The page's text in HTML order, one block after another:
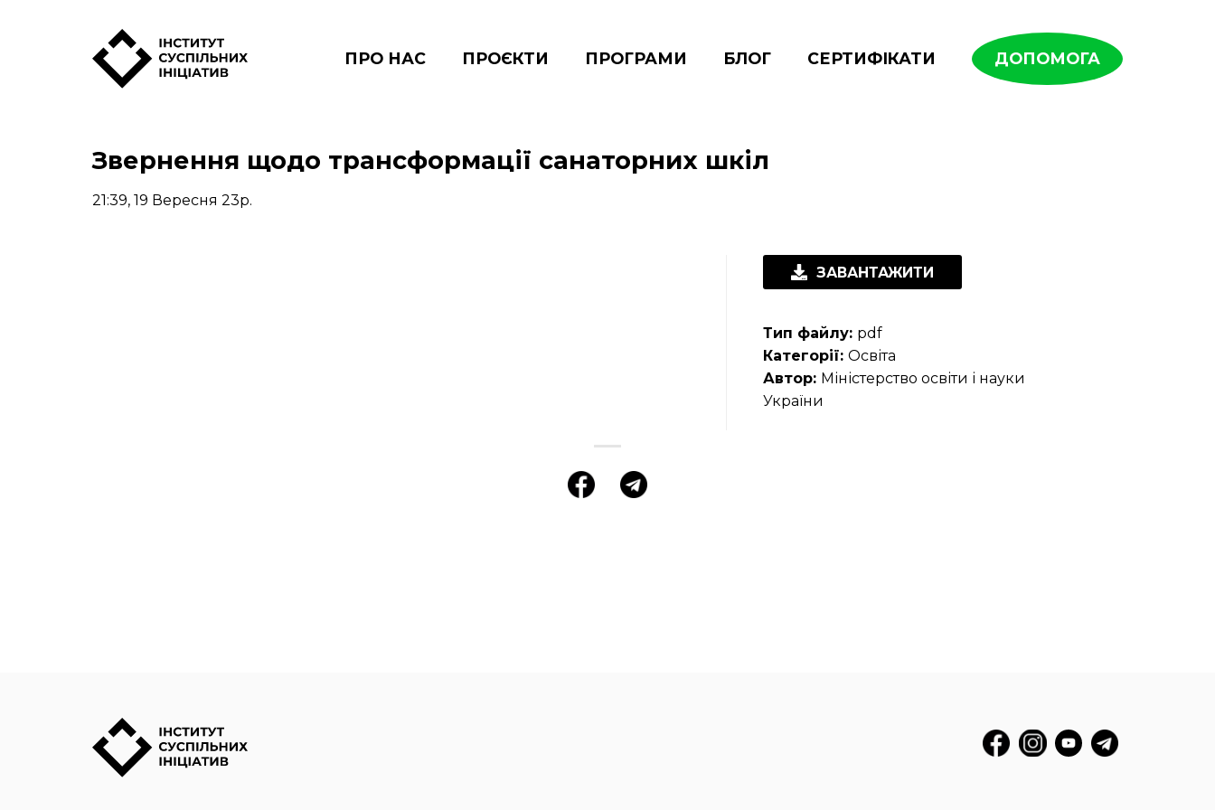
ПРО НАС ПРОЄКТИ ПРОГРАМИ БЛОГ СЕРТИФІКАТИ ДОПОМОГА
Звернення щодо трансформації санаторних шкіл
21:39, 19 Вересня 23р.
ЗАВАНТАЖИТИ
Тип файлу: pdf
Категорії: Освіта
Автор: Міністерство освіти і науки
України